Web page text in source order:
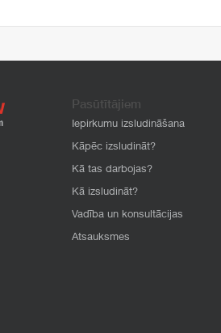
Pasūtītājiem
Iepirkumu izsludināšana
Kāpēc izsludināt?
Kā tas darbojas?
Kā izsludināt?
Vadība un konsultācijas
Atsauksmes